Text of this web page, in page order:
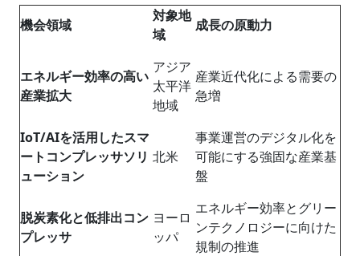
機会領域
対象地
域
成長の原動力
エネルギー効率の高い
産業拡大
アジア
太平洋
地域
産業近代化による需要の
急増
IoT/AIを活用したスマ
ートコンプレッサソリ
ューション
北米
事業運営のデジタル化を
可能にする強固な産業基
盤
脱炭素化と低排出コン
プレッサ
ヨーロ
ッパ
エネルギー効率とグリー
ンテクノロジーに向けた
規制の推進